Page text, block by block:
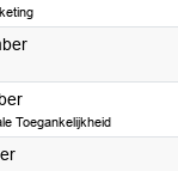
2024
2024
Toegankelijkheid
2024